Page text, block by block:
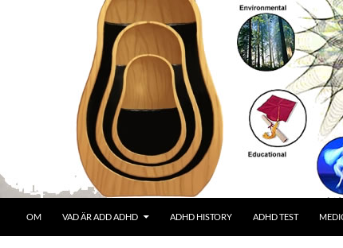
OM VAD ÄR ADD ADHD ADHD HISTORY ADHD TEST